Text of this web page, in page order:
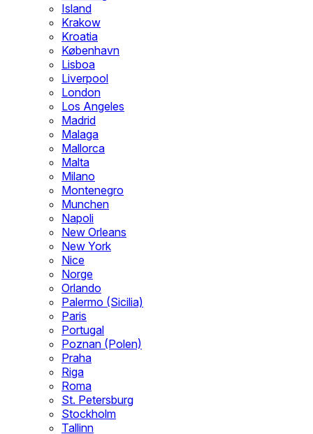
Island
Krakow
Kroatia
København
Lisboa
Liverpool
London
Los Angeles
Madrid
Malaga
Mallorca
Malta
Milano
Montenegro
Munchen
Napoli
New Orleans
New York
Nice
Norge
Orlando
Palermo (Sicilia)
Paris
Portugal
Poznan (Polen)
Praha
Riga
Roma
St. Petersburg
Stockholm
Tallinn